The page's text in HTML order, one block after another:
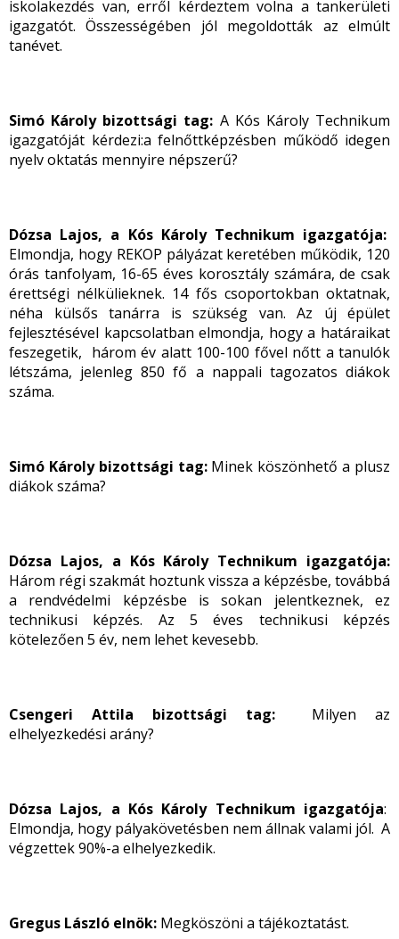
iskolakezdés van, erről kérdeztem volna a tankerületi
igazgatót. Összességében jól megoldották az elmúlt
tanévet.
Simó Károly bizottsági tag: A Kós Károly Technikum
igazgatóját kérdezi:a felnőttképzésben működő idegen
nyelv oktatás mennyire népszerű?
Dózsa Lajos, a Kós Károly Technikum igazgatója:
Elmondja, hogy REKOP pályázat keretében működik, 120
órás tanfolyam, 16-65 éves korosztály számára, de csak
érettségi nélkülieknek. 14 fős csoportokban oktatnak,
néha külsős tanárra is szükség van. Az új épület
fejlesztésével kapcsolatban elmondja, hogy a határaikat
feszegetik, három év alatt 100-100 fővel nőtt a tanulók
létszáma, jelenleg 850 fő a nappali tagozatos diákok
száma.
Simó Károly bizottsági tag: Minek köszönhető a plusz
diákok száma?
Dózsa Lajos, a Kós Károly Technikum igazgatója:
Három régi szakmát hoztunk vissza a képzésbe, továbbá
a rendvédelmi képzésbe is sokan jelentkeznek, ez
technikusi képzés. Az 5 éves technikusi képzés
kötelezően 5 év, nem lehet kevesebb.
Csengeri Attila bizottsági tag: Milyen az
elhelyezkedési arány?
Dózsa Lajos, a Kós Károly Technikum igazgatója:
Elmondja, hogy pályakövetésben nem állnak valami jól. A
végzettek 90%-a elhelyezkedik.
Gregus László elnök: Megköszöni a tájékoztatást.